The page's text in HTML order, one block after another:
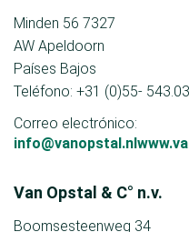
Minden 56 7327
AW Apeldoorn
Países Bajos
Teléfono: +31 (0)55-
Correo electrónico:
Van Opstal & C° n.v.
Boomsesteenweg 34